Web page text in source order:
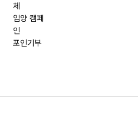
체
입양 캠페
인
포인기부